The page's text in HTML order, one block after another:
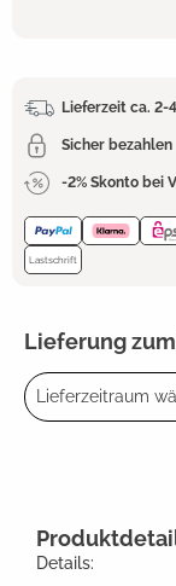
Lieferzeit ca. 2-
Sicher bezahlen
-2% Skonto bei
Lastschrift
Lieferung
Lieferzeitraum
Details: